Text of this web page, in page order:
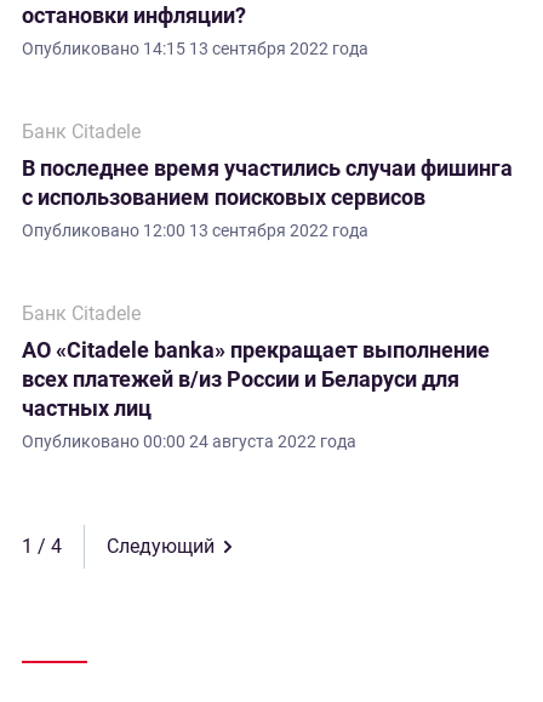
остановки инфляции?
Опубликовано 14:15 13 сентября 2022 года
Банк Citadele
В последнее время участились случаи фишинга
с использованием поисковых сервисов
Опубликовано 12:00 13 сентября 2022 года
Банк Citadele
АО «Citadele banka» прекращает выполнение
всех платежей в/из России и Беларуси для
частных лиц
Опубликовано00:00 24 августа 2022 года
1 Следующий